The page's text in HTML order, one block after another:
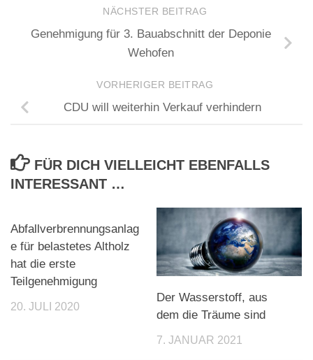
NÄCHSTER BEITRAG
Genehmigung für 3. Bauabschnitt der Deponie
Wehofen
VORHERIGER BEITRAG
CDU will weiterhin Verkauf verhindern
FÜR DICH VIELLEICHT EBENFALLS
INTERESSANT …
Abfallverbrennungsanlag
e für belastetes Altholz
hat die erste
Teilgenehmigung
20. JULI 2020
Der Wasserstoff, aus
dem die Träume sind
7. JANUAR 2021